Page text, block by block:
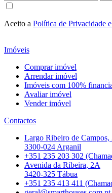
Aceito a Política de Privacidade
Imóveis
Comprar imóvel
Arrendar imóvel
Imóveis com 100%
Avaliar imóvel
Vender imóvel
Contactos
Largo Ribeiro de Campos,
3300-024 Arganil
+351 235 203 302
Avenida da Ribeira, 2A
3420-325 Tábua
+351 235 413 411